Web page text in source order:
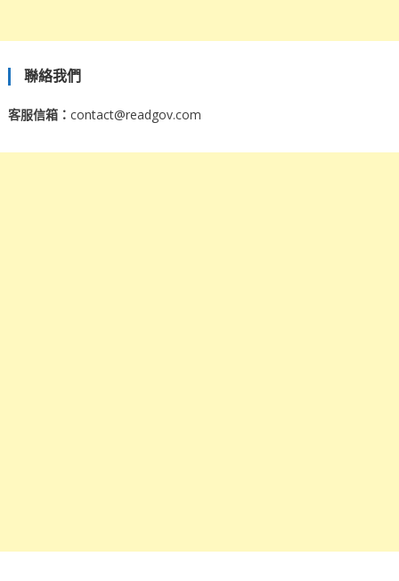
聯絡我們
客服信箱： contact@readgov.com